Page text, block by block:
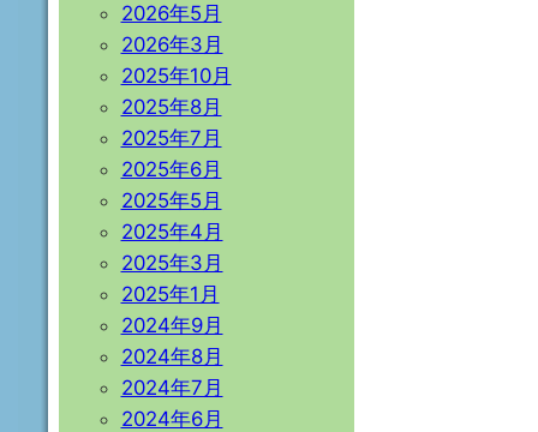
2026年5月
2026年3月
2025年10月
2025年8月
2025年7月
2025年6月
2025年5月
2025年4月
2025年3月
2025年1月
2024年9月
2024年8月
2024年7月
2024年6月